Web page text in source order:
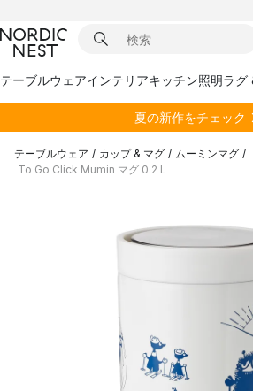
テーブルウェアインテリアキッチン照明ラグ
夏の新作をチェック
テーブルウェア / カップ & マグ / ムーミンマグ /
To Go Click Mumin マグ 0.2 L